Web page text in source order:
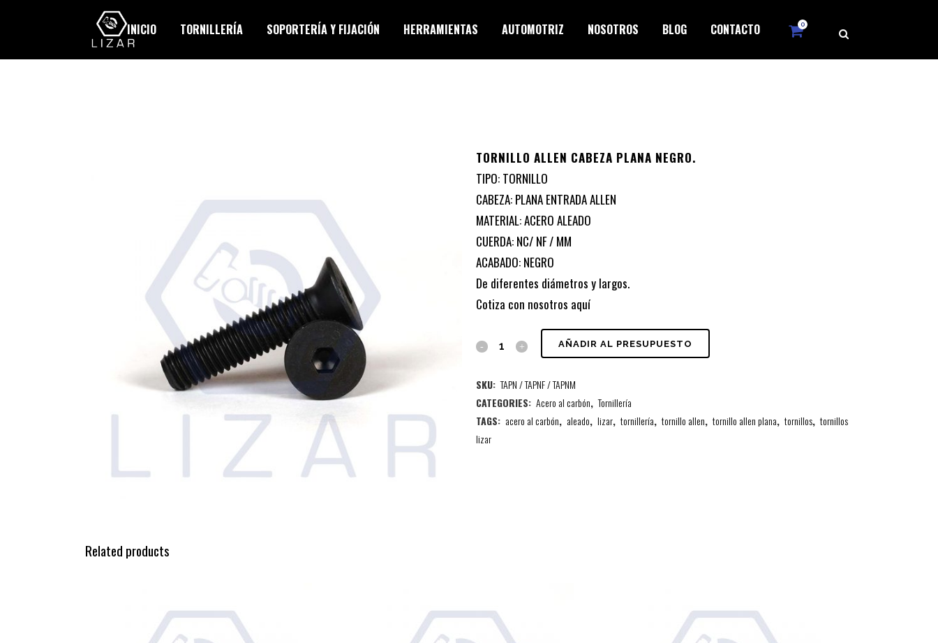
0
INICIO TORNILLERÍA SOPORTERÍA Y FIJACIÓN HERRAMIENTAS AUTOMOTRIZ NOSOTROS BLOG CONTACTO
TORNILLO ALLEN CABEZA PLANA NEGRO.
TIPO: TORNILLO
CABEZA: PLANA ENTRADA ALLEN
MATERIAL: ACERO ALEADO
CUERDA: NC/ NF / MM
ACABADO: NEGRO
De diferentes diámetros y largos.
Cotiza con nosotros aquí
AÑADIR AL PRESUPUESTO
SKU: TAPN / TAPNF / TAPNM
CATEGORIES: Acero al carbón, Tornillería
TAGS: acero al carbón, aleado, lizar, tornillería, tornillo allen, tornillo allen plana, tornillos, tornillos
lizar
Related products